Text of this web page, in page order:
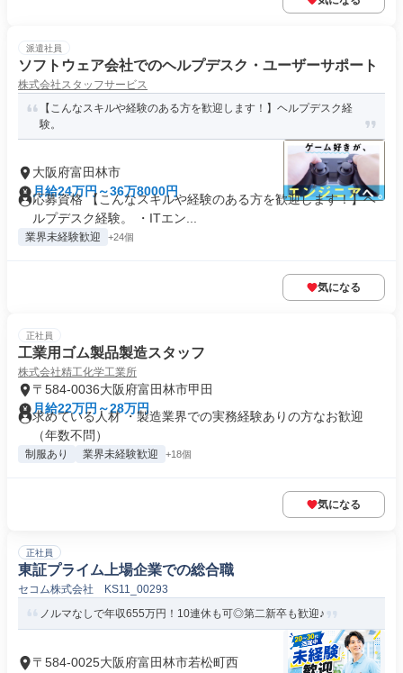
派遣社員
ソフトウェア会社でのヘルプデスク・ユーザーサポート
株式会社スタッフサービス
【こんなスキルや経験のある方を歓迎します！】ヘルプデスク経
験。
大阪府富田林市
月給24万円～36万8000円
応募資格 【こんなスキルや経験のある方を歓迎します！】ヘ
ルプデスク経験。 ・ITエン...
業界未経験歓迎 +24個
気になる
正社員
工業用ゴム製品製造スタッフ
株式会社精工化学工業所
〒584-0036大阪府富田林市甲田
月給22万円～28万円
求めている人材 ・製造業界での実務経験ありの方なお歓迎
（年数不問）
制服あり 業界未経験歓迎 +18個
気になる
正社員
東証プライム上場企業での総合職
セコム株式会社 KS11_00293
ノルマなしで年収655万円！10連休も可◎第二新卒も歓迎♪
〒584-0025大阪府富田林市若松町西